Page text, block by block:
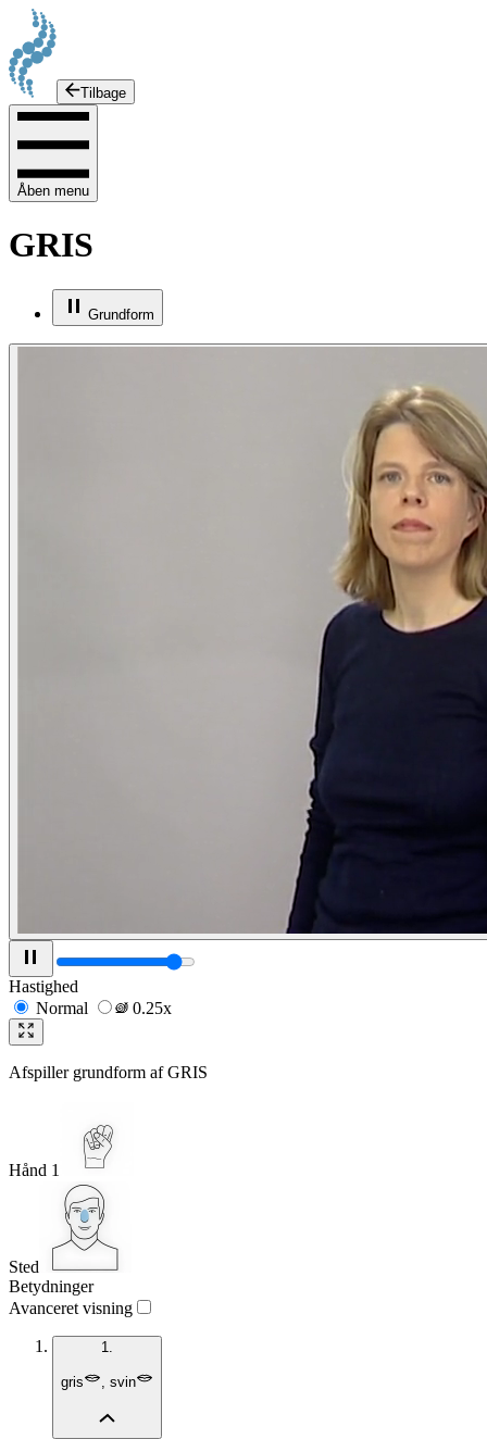
Tilbage
Åben menu
GRIS
Grundform
Hastighed
Normal
0.25x
Afspiller grundform afGRIS
Hånd 1
Sted
Betydninger
Avanceret visning
1.
gris , svin